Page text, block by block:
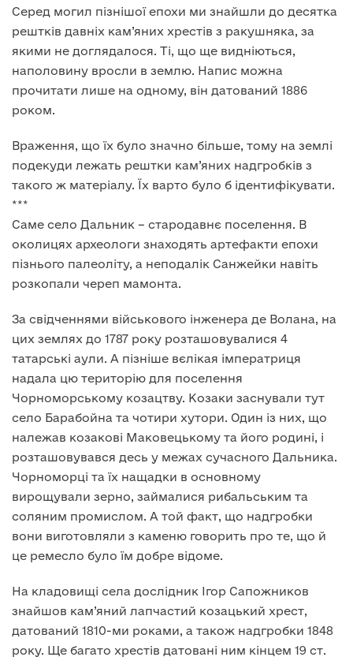
Серед могил пізнішої епохи ми знайшли до десятка
рештків давніх кам’яних хрестів з ракушняка, за
якими не доглядалося. Ті, що ще видніються,
наполовину вросли в землю. Напис можна
прочитати лише на одному, він датований 1886
роком.
Враження, що їх було значно більше, тому на землі
подекуди лежать рештки кам’яних надгробків з
такого ж матеріалу. Їх варто було б ідентифікувати.
***
Саме село Дальник – стародавнє поселення. В
околицях археологи знаходять артефакти епохи
пізнього палеоліту, а неподалік Санжейки навіть
розкопали череп мамонта.
За свідченнями військового інженера де Волана, на
цих землях до 1787 року розташовувалися 4
татарські аули. А пізніше вєлікая імператриця
надала цю територію для поселення
Чорноморському козацтву. Козаки заснували тут
село Барабойна та чотири хутори. Один із них, що
належав козакові Маковецькому та його родині, і
розташовувався десь у межах сучасного Дальника.
Чорноморці та їх нащадки в основному
вирощували зерно, займалися рибальським та
соляним промислом. А той факт, що надгробки
вони виготовляли з каменю говорить про те, що й
це ремесло було їм добре відоме.
На кладовищі села дослідник Ігор Сапожников
знайшов кам’яний лапчастий козацький хрест,
датований 1810-ми роками, а також надгробки 1848
року. Ще багато хрестів датовані ним кінцем 19 ст.